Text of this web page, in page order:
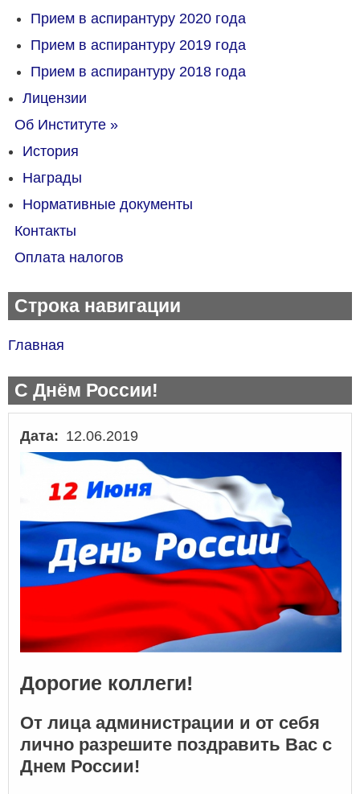
Прием в аспирантуру 2020 года
Прием в аспирантуру 2019 года
Прием в аспирантуру 2018 года
Лицензии
Об Институте »
История
Награды
Нормативные документы
Контакты
Оплата налогов
Строка навигации
Главная
С Днём России!
Дата 12.06.2019
Дорогие коллеги!
От лица администрации и от себя
лично разрешите поздравить Вас с
Днем России!